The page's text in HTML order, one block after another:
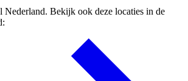
Nederland. Bekijk ook deze locaties in de